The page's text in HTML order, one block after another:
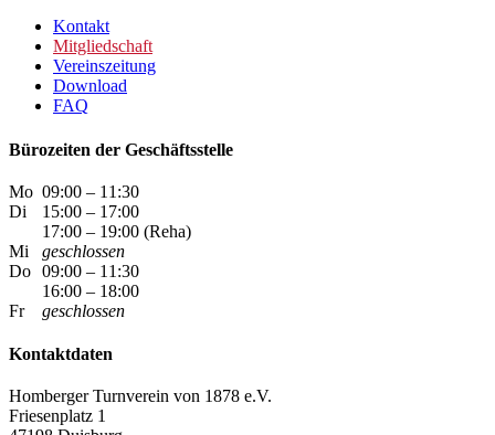
Kontakt
Mitgliedschaft
Vereinszeitung
Download
FAQ
Bürozeiten der Geschäftsstelle
Mo 09:00 – 11:30
Di
15:00 – 17:00
17:00 – 19:00 (Reha)
Mi
geschlossen
Do 09:00 – 11:30
16:00 – 18:00
Fr
geschlossen
Kontaktdaten
Homberger Turnverein von 1878 e.V.
Friesenplatz 1